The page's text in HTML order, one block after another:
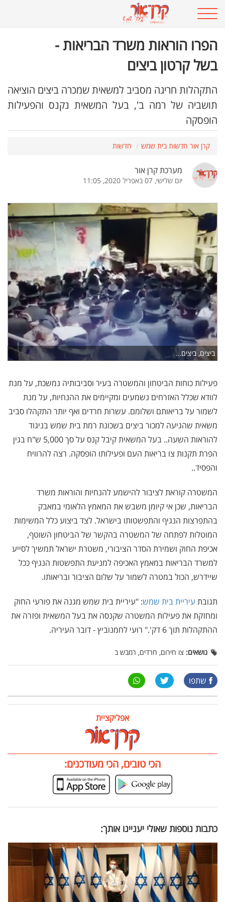
הפרו הוראות משרד הבריאות -
בשל קרטון ביצים
התקהלות חריגה מסביב למשאית שמכרה ביצים הוציאה
תושביה של רמה ב', בעל המשאית נקנס והפעילות
הופסקה
קרן אור חדשות בית שמש חדשות
מערכת קרן אור
יום שלישי, 07 באפריל 2020, 11:05
ביצים, ביצים...
פעילות כוחות הביטחון והמשטרה בעיר וסביבותיה נמשכת, על מנת
לוודא שכלל האזרחים נשמעים ומקיימים את ההנחיות, על מנת
לשמור על בריאותם ושלומם. עשרות חרדים ואף יותר התקהלו סביב
משאית שהגיעה למכור ביצים בשכונת רמת בית שמש בניגוד
להוראות השעה.. בעל המשאית קיבל קנס על סך 5,000 ש"ח בגין
הפרת תקנות צו בריאות העם ופעילותו הופסקה. רצה להרוויח
והפסיד..
המשטרה קוראת לציבור להישמע להנחיות והוראות משרד
הבריאות, שכן אי קיומן משבש את המאמץ הלאומי במאבק
בהתפרצות הנגיף והתפשטותו בישראל. לצד ביצוע כלל המשימות
המוטלות לפתחה של המשטרה בהקשר של הביטחון השוטף,
אכיפת החוק ושמירת הסדר הציבורי, משטרת ישראל תמשיך לסייע
למשרד הבריאות במאמץ האכיפה למניעת התפשטות הנגיף ככל
שיידרש, הכול במטרה לשמור על שלום הציבור ובריאותו.
תגובת עיריית בית שמש: "עיריית בית שמש מגנה את פורעי החוק
ומחזקת את פעילות המשטרה שקנסה את בעל המשאית ופזרה את
ההתקהלות תוך 6 דק'." רועי לחמנוביץ - דובר העיריה.
נושאים: צו חירום, חרדים, רמבש ב
שתפו
אפליקציית
הכי טובים, הכי מעודכנים:
כתבות נוספות שאולי יעניינו אותך: